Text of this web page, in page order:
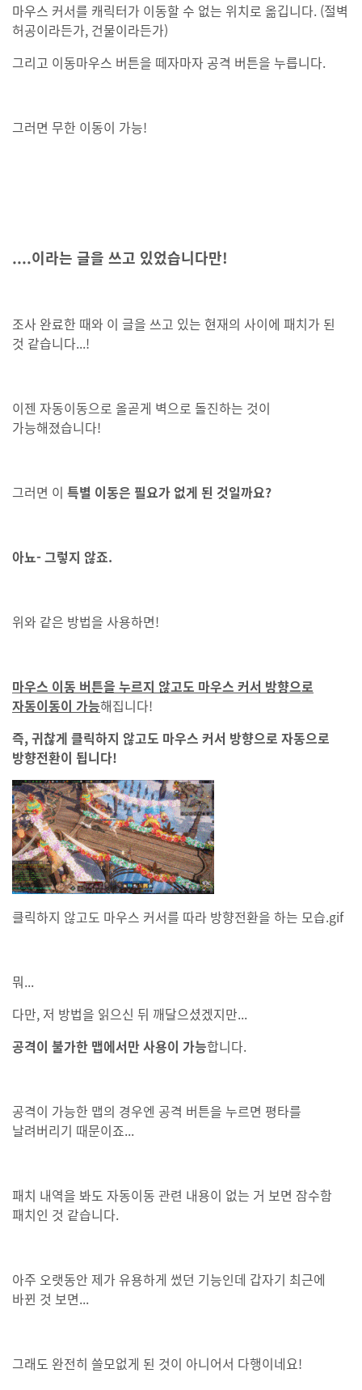
마우스 커서를 캐릭터가 이동할 수 없는 위치로 옮깁니다. (절벽
허공이라든가, 건물이라든가)
그리고 이동마우스 버튼을 떼자마자 공격 버튼을 누릅니다.
그러면 무한 이동이 가능!
....이라는 글을 쓰고 있었습니다만!
조사 완료한 때와 이 글을 쓰고 있는 현재의 사이에 패치가 된
것 같습니다...!
이젠 자동이동으로 올곧게 벽으로 돌진하는 것이
가능해졌습니다!
그러면 이 특별 이동은 필요가 없게 된 것일까요?
아뇨- 그렇지 않죠.
위와 같은 방법을 사용하면!
마우스 이동 버튼을 누르지 않고도 마우스 커서 방향으로
자동이동이 가능해집니다!
즉, 귀찮게 클릭하지 않고도 마우스 커서 방향으로 자동으로
방향전환이 됩니다!
클릭하지 않고도 마우스 커서를 따라 방향전환을 하는 모습.gif
뭐...
다만, 저 방법을 읽으신 뒤 깨달으셨겠지만...
공격이 불가한 맵에서만 사용이 가능합니다.
공격이 가능한 맵의 경우엔 공격 버튼을 누르면 평타를
날려버리기 때문이죠...
패치 내역을 봐도 자동이동 관련 내용이 없는 거 보면 잠수함
패치인 것 같습니다.
아주 오랫동안 제가 유용하게 썼던 기능인데 갑자기 최근에
바뀐 것 보면...
그래도 완전히 쓸모없게 된 것이 아니어서 다행이네요!